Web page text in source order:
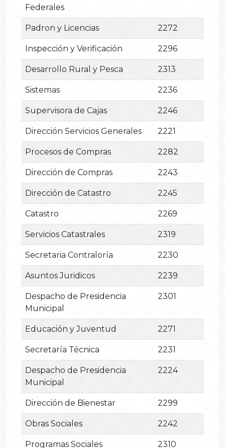
Federales
Padron y Licencias 2272
Inspección y Verificación 2296
Desarrollo Rural y Pesca 2313
Sistemas 2236
Supervisora de Cajas 2246
Dirección Servicios Generales 2221
Procesos de Compras 2282
Dirección de Compras 2243
Dirección de Catastro 2245
Catastro 2269
Servicios Catastrales 2319
Secretaria Contraloría 2230
Asuntos Juridicos 2239
Despacho de Presidencia
Municipal
2301
Educación y Juventud 2271
Secretaría Técnica 2231
Despacho de Presidencia
Municipal
2224
Dirección de Bienestar 2299
Obras Sociales 2242
Programas Sociales 2310